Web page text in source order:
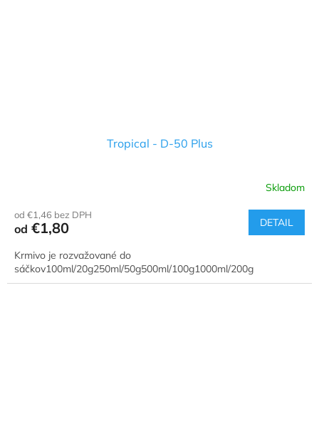
Tropical - D-50 Plus
Skladom
od €1,46 bez DPH
od €1,80 DETAIL
Krmivo je rozvažované do
sáčkov100ml/20g250ml/50g500ml/100g1000ml/200g